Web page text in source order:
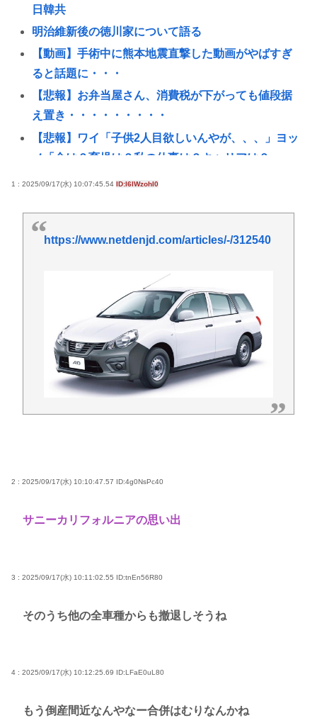
日韓共
明治維新後の徳川家について語る
【動画】手術中に熊本地震直撃した動画がやばすぎ
ると話題に・・・
【悲報】お弁当屋さん、消費税が下がっても値段据
え置き・・・・・・・・・
【悲報】ワイ「子供2人目欲しいんやが、、、」ヨッ
メ「金は？育児は？私の仕事は？キャリアは？」
【悲報】アニメ「ヤニねこ」BPOに通報され審議入
【高市】 糖尿病内科クリニック、待合室に『ドカ食
いダイスキ！もちづきさん』を置いてしまい炎上
と結婚してしまうwww 【Pickup06072008】
【衝撃】きゃりーぱみゅぱみゅ 本名をさらりと告
「盆踊り」に「うるせぇ」と苦情がある為使える公
園が半減 取材ではうるさいと答える住民はおらず こ
どおじみたいのが電話してんだろな
ビニコンの店員がいらっしゃいませー！言わないか
【動画】手術中に熊本地震直撃やばすぎwww
1 : 2025/09/17(水) 10:07:45.54 ID:I6IWzohI0
https://www.netdenjd.com/articles/-/312540
2 : 2025/09/17(水) 10:10:47.57 ID:4g0NsPc40
サニーカリフォルニアの思い出
3 : 2025/09/17(水) 10:11:02.55 ID:tnEn56R80
そのうち他の全車種からも撤退しそうね
4 : 2025/09/17(水) 10:12:25.69 ID:LFaE0uL80
もう倒産間近なんやなー合併はむりなんかね